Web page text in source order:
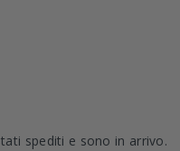
spediti e sono in arrivo.